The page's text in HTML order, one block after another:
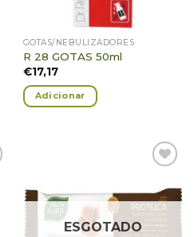
GOTAS/NEBULIZADORES
R 28 GOTAS 50ml
€17,17
Adicionar
Adicionar
Favoritos
ESGOTADO